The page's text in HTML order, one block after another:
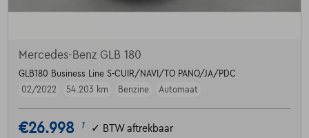
Mercedes-Benz GLB 180
GLB180 Business Line S-CUIR/NAVI/TO PANO/JA/PDC
02/2022
54.203 km Benzine Automaat
€26.998 1 ✓ BTW aftrekbaar